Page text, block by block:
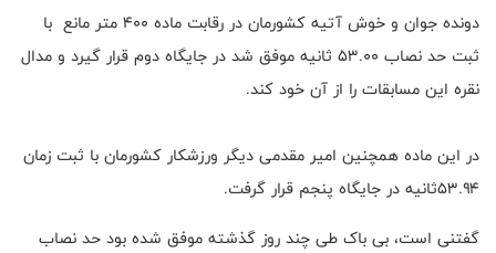
دونده جوان و خوش آتیه کشورمان در رقابت ماده ۴۰۰ متر مانع با
ثبت حد نصاب ۵۳.۰۰ ثانیه موفق شد در جایگاه دوم قرار گیرد و مدال
نقره این مسابقات را از آن خود کند.
در این ماده همچنین امیر مقدمی دیگر ورزشکار کشورمان با ثبت زمان
۵۳.۹۴ثانیه در جایگاه پنجم قرار گرفت.
گفتنی است، بی باک طی چند روز گذشته موفق شده بود حد نصاب